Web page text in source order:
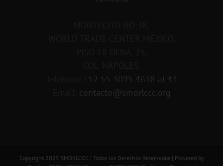
+52 55 3095 4638 al 43
contacto@smorlccc.org
Copyright 2025 SMORLCCC | Todos los Derechos Reservados | Powered by